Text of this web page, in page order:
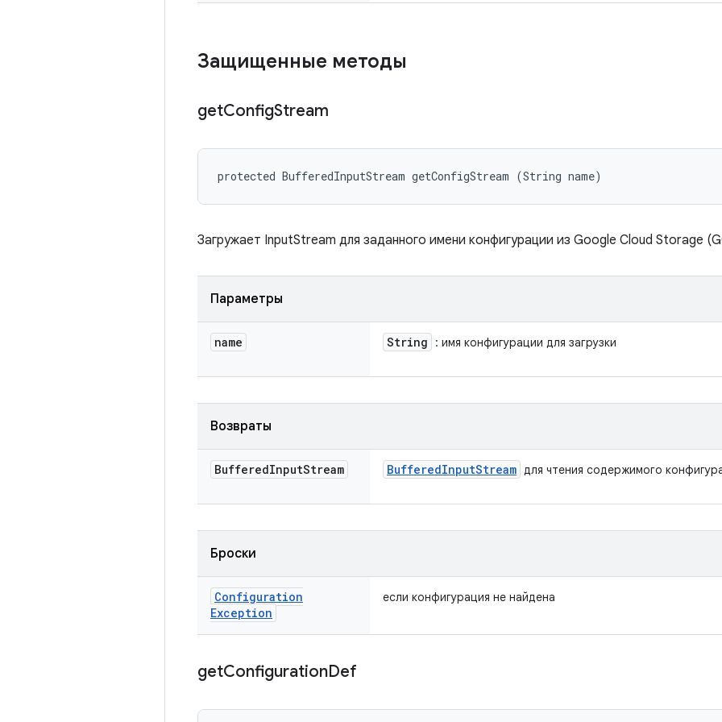
Защищенные методы
getConfigStream
protected BufferedInputStream getConfigStream (String name)
Загружает InputStream для заданного имени конфигурации из Google Cloud Storage
Параметры
name String : имя конфигурации для загрузки
Возвраты
BufferedInputStream BufferedInputStream для чтения содержимого
Броски
Configuration
Exception
если конфигурация не найдена
getConfigurationDef